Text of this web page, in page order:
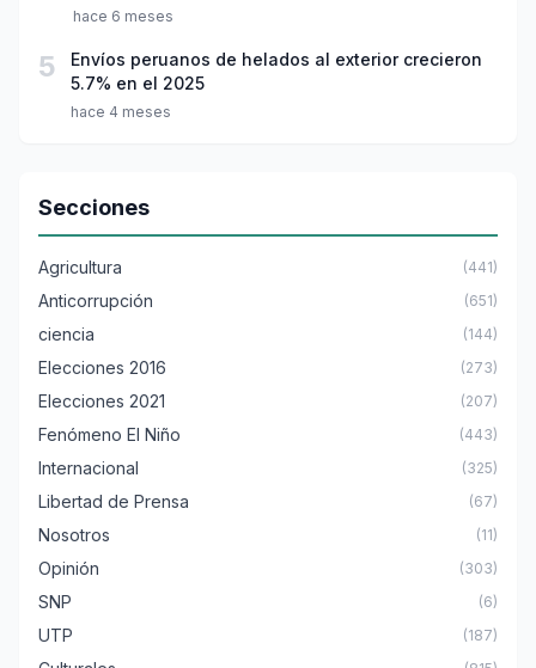
hace 6 meses
5
Envíos peruanos de helados al exterior crecieron
5.7% en el 2025
hace 4 meses
Secciones
Agricultura (441)
Anticorrupción (651)
ciencia (144)
Elecciones 2016 (273)
Elecciones 2021 (207)
Fenómeno El Niño (443)
Internacional (325)
Libertad de Prensa (67)
Nosotros (11)
Opinión (303)
SNP (6)
UTP (187)